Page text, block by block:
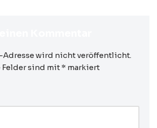
Adresse wird nicht veröffentlicht.
sind mit * markiert